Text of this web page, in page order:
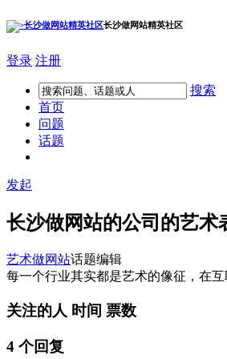
长沙做网站精英社区
登录 注册
搜索
首页
问题
话题
发起
长沙做网站的公司的艺术
艺术做网站话题编辑
每一个行业其实都是艺术的像征，在
关注的人 时间 票数
4 个回复